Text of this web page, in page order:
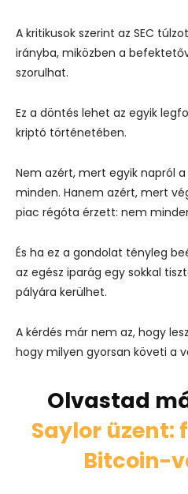
A kritikusok szerint az SEC
irányba, miközben a
szorulhat.
Ez a döntés lehet az egyik
kriptó történetében.
Nem azért, mert egyik napról
minden. Hanem azért, mert
piac régóta érzett: nem
És ha ez a gondolat tényleg
az egész iparág egy sokkal
pályára kerülhet.
A kérdés már nem az, hogy
hogy milyen gyorsan követi a
Olvastad
Saylor üzent:
Bitcoin-